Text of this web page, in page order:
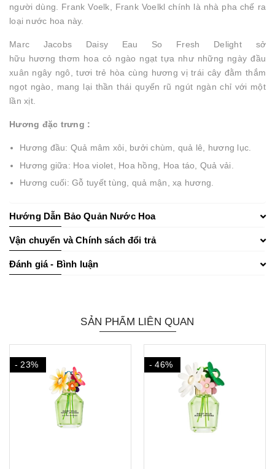
người dùng. Frank Voelk, Frank Voelkl chính là nhà pha chế ra
loại nước hoa này.
Marc Jacobs Daisy Eau So Fresh Delight sở
hữu hương thơm hoa cỏ ngào ngạt tựa như những ngày đầu
xuân ngây ngô, tươi trẻ hòa cùng hương vị trái cây đằm thắm
ngọt ngào, mang lại thần thái quyến rũ ngút ngàn chỉ với một
lần xịt.
Hương đặc trưng :
Hương đầu: Quả mâm xôi, bưởi chùm, quả lê, hương lục.
Hương giữa: Hoa violet, Hoa hồng, Hoa táo, Quả vải.
Hương cuối: Gỗ tuyết tùng, quả mận, xạ hương.
Hướng Dẫn Bảo Quản Nước Hoa
Vận chuyển và Chính sách đổi trả
Đánh giá - Bình luận
SẢN PHẨM LIÊN QUAN
- 23% - 46%